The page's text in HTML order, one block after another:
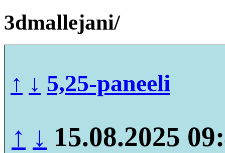
3dmallejani/
↑ ↓ 5,25-paneeli
↑ ↓ 15.08.2025